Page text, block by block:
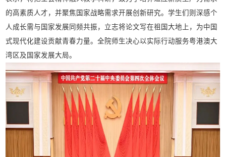
的高素质人才，并聚焦国家战略需求开展创新研究。学生们则深感个
人成长需与国家发展同频共振，立志将论文写在祖国大地上，为中国
式现代化建设贡献青春力量。全院师生决心以实际行动服务粤港澳大
湾区及国家发展大局。